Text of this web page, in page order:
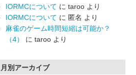
IORMCについて に taroo より
IORMCについて に 匿名 より
麻雀のゲーム時間短縮は可能か？
（4）
に taroo より
月別アーカイブ